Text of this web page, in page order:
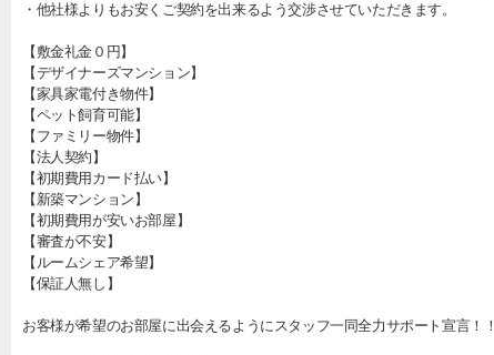
・他社様よりもお安くご契約を出来るよう交渉させていただきます。
【敷金礼金０円】
【デザイナーズマンション】
【家具家電付き物件】
【ペット飼育可能】
【ファミリー物件】
【法人契約】
【初期費用カード払い】
【新築マンション】
【初期費用が安いお部屋】
【審査が不安】
【ルームシェア希望】
【保証人無し】
お客様が希望のお部屋に出会えるようにスタッフ一同全力サポート宣言！！